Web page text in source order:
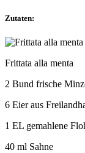
Zutaten:
Frittata alla menta
2 Bund frische
6 Eier aus
1 EL gemahlene
40 ml Sahne